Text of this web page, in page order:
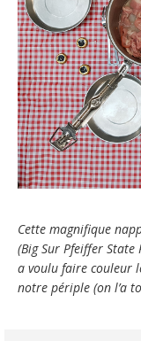
Cette magnifique
(Big Sur Pfeiffer
a voulu faire couleur
notre périple (on l’a